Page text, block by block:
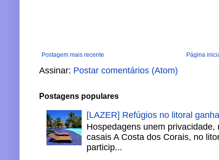
Postagem mais recente Página
Assinar: Postar comentários (Atom)
Postagens populares
[LAZER] Refúgios no litoral
Hospedagens unem
casais A Costa dos Corais, no
particip...